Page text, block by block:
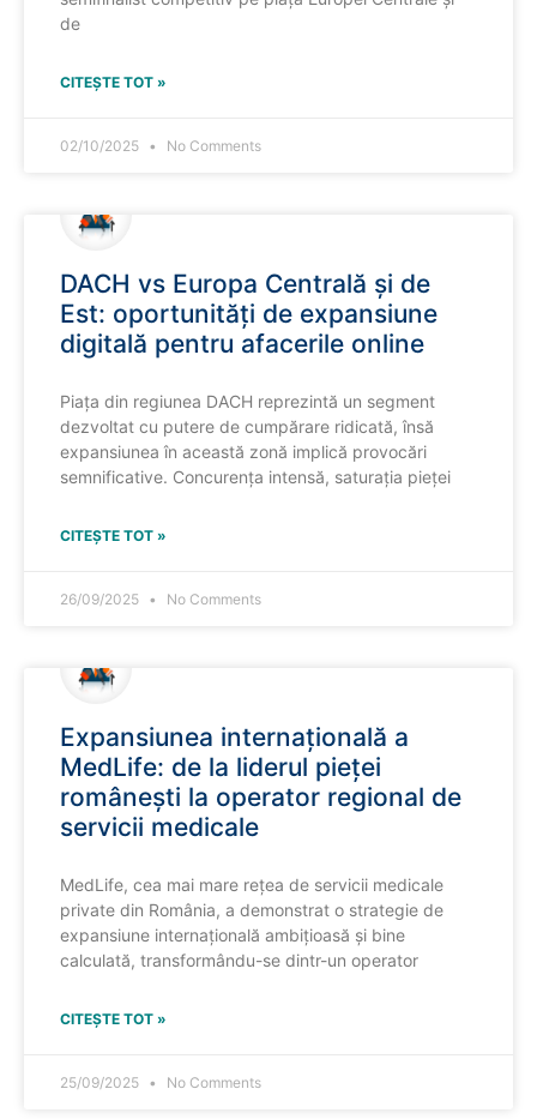
de
CITEȘTE TOT »
02/10/2025 No Comments
DACH vs Europa Centrală și de
Est: oportunități de expansiune
digitală pentru afacerile online
Piața din regiunea DACH reprezintă un segment
dezvoltat cu putere de cumpărare ridicată, însă
expansiunea în această zonă implică provocări
semnificative. Concurența intensă, saturația pieței
CITEȘTE TOT »
26/09/2025 No Comments
Expansiunea internațională a
MedLife: de la liderul pieței
românești la operator regional de
servicii medicale
MedLife, cea mai mare rețea de servicii medicale
private din România, a demonstrat o strategie de
expansiune internațională ambițioasă și bine
calculată, transformându-se dintr-un operator
CITEȘTE TOT »
25/09/2025 No Comments